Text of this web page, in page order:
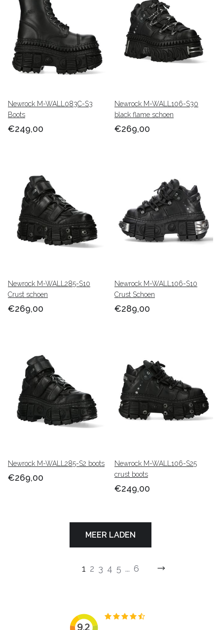
Newrock M-WALL083C-S3
Boots
€249,00
Newrock M-WALL106-S30
black flame schoen
€269,00
Newrock M-WALL285-S10
Crust schoen
€269,00
Newrock M-WALL106-S10
Crust Schoen
€289,00
Newrock M-WALL285-S2 boots
€269,00
Newrock M-WALL106-S25
crust boots
€249,00
MEER LADEN
1 2 3 4 5 ... 6